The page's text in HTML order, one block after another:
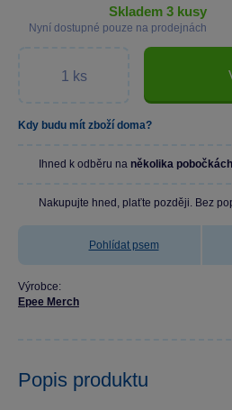
skladem 3 kusy
Nyní dostupné pouze na prodejnách
Kdy budu mít zboží doma?
Ihned k odběru na několika pobočkách
Nakupujte hned, plaťte později. Bez
Pohlídat psem
Výrobce:
Epee Merch
Popis produktu